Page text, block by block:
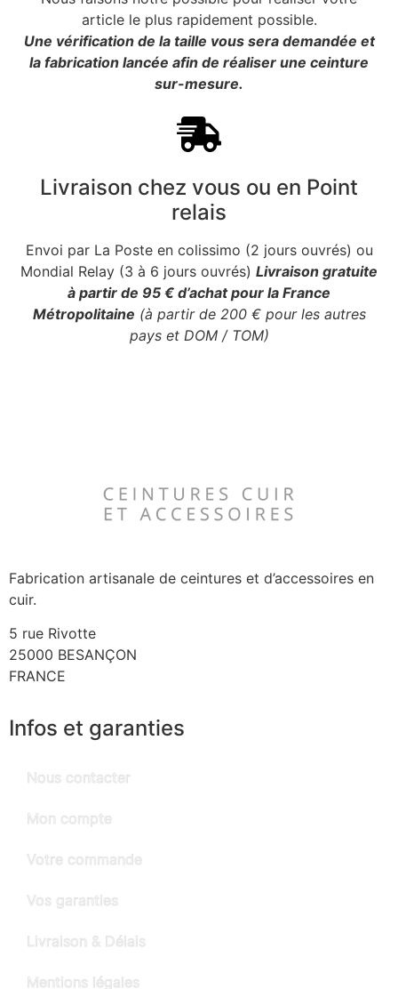
article le plus rapidement possible.
Une vérification de la taille vous sera demandée et
la fabrication lancée afin de réaliser une ceinture
sur-mesure.
Livraison chez vous ou en Point
relais
Envoi par La Poste en colissimo (2 jours ouvrés) ou
Mondial Relay (3 à 6 jours ouvrés) Livraison gratuite
à partir de 95 € d’achat pour la France
Métropolitaine (à partir de 200 € pour les autres
pays et DOM / TOM)
Fabrication artisanale de ceintures et d’accessoires en
cuir.
5 rue Rivotte
25000 BESANÇON
FRANCE
Infos et garanties
Nous contacter
Mon compte
Votre commande
Vos garanties
Livraison & Délais
Mentions légales